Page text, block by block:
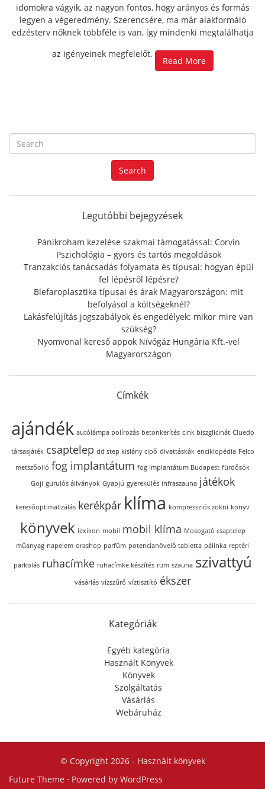
idomokra vágyik, az nagyon fontos, hogy arányos és formás
legyen a végeredmény. Szerencsére, ma már alakformáló
edzésterv nőknek többféle is van, így mindenki megtalálhatja
az igényeinek megfelelőt.
Read More
e
r
f
r
:
Search
Legutóbbi bejegyzések
Pánikroham kezelése szakmai támogatással: Corvin
Pszichológia – gyors és tartós megoldások
Tranzakciós tanácsadás folyamata és típusai: hogyan épül
fel lépésről lépésre?
Blefaroplasztika típusai és árak Magyarországon: mit
befolyásol a költségeknél?
Lakásfelújítás jogszabályok és engedélyek: mikor mire van
szükség?
Nyomvonal kereső appok Nívógáz Hungária Kft.-vel
Magyarországon
Címkék
ajándék autólámpa polírozás betonkerítés cink biszglicinát Cluedo
társasjáték csaptelep dd step kislány cipő divattáskák enciklopédia Felco
metszőolló fog implantátum fog implantátum Budapest fürdősók
Goji gurulós állványok Gyapjú gyerekülés infraszauna játékok
keresőoptimalizálás kerékpár klíma kompressziós zokni könyv
könyvek lexikon mobil mobil klíma Mosogató csaptelep
műanyag napelem orashop parfüm potencianövelő tabletta pálinka reptéri
parkolás ruhacímke ruhacímke készítés rum szauna szivattyú
vásárlás vízszűrő víztisztító ékszer
Kategóriák
Egyéb kategória
Használt Könyvek
Könyvek
Szolgáltatás
Vásárlás
Webáruház
© Copyright 2026 - Használt könyvek
Future Theme ⋅ Powered by WordPress